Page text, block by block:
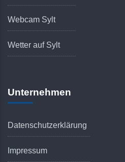
Webcam Sylt
Wetter auf Sylt
Unternehmen
Datenschutzerklärung
Impressum